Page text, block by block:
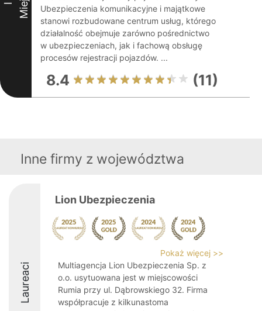
I
Ubezpieczenia komunikacyjne i majątkowe
stanowi rozbudowane centrum usług, którego
działalność obejmuje zarówno pośrednictwo
w ubezpieczeniach, jak i fachową obsługę
procesów rejestracji pojazdów. ...
8.4 (11)
Inne firmy z województwa
Laureaci
Lion Ubezpieczenia
Pokaż więcej >>
Multiagencja Lion Ubezpieczenia Sp. z
o.o. usytuowana jest w miejscowości
Rumia przy ul. Dąbrowskiego 32. Firma
współpracuje z kilkunastoma